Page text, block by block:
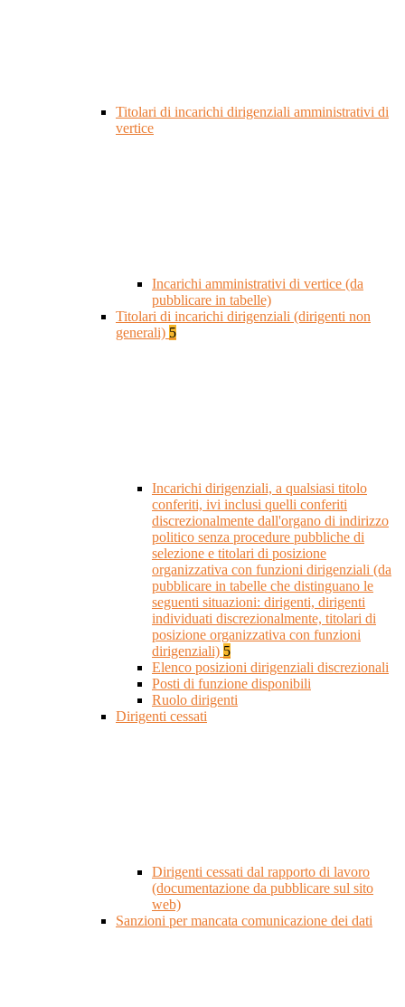
Titolari di incarichi dirigenziali amministrativi di
vertice
Incarichi amministrativi di vertice (da
pubblicare in tabelle)
Titolari di incarichi dirigenziali (dirigenti non
generali) 5
Incarichi dirigenziali, a qualsiasi titolo
conferiti, ivi inclusi quelli conferiti
discrezionalmente dall'organo di indirizzo
politico senza procedure pubbliche di
selezione e titolari di posizione
organizzativa con funzioni dirigenziali (da
pubblicare in tabelle che distinguano le
seguenti situazioni: dirigenti, dirigenti
individuati discrezionalmente, titolari di
posizione organizzativa con funzioni
dirigenziali) 5
Elenco posizioni dirigenziali discrezionali
Posti di funzione disponibili
Ruolo dirigenti
Dirigenti cessati
Dirigenti cessati dal rapporto di lavoro
(documentazione da pubblicare sul sito
web)
Sanzioni per mancata comunicazione dei dati